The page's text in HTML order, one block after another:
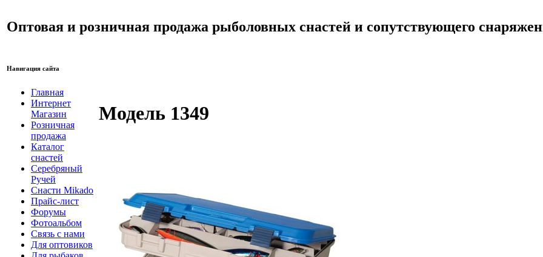
Оптовая и розничная продажа рыболовных снастей и сопутствующего
Навигация сайта
Главная
Интернет
Магазин
Розничная
продажа
Каталог
снастей
Серебряный
Ручей
Снасти Mikado
Прайс-лист
Форумы
Фотоальбом
Связь с нами
Для оптовиков
Модель 1349